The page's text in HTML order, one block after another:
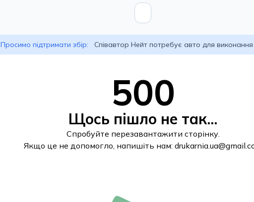
Просимо підтримати збір: Співавтор Нейт потребує авто для
500
Щось пішло не так...
Спробуйте перезавантажити сторінку.
Якщо це не допомогло, напишіть нам: